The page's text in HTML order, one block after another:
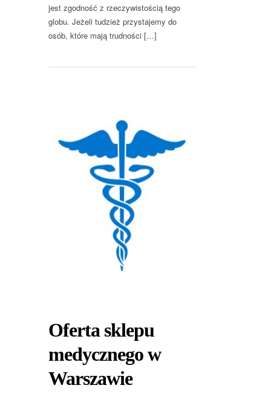
jest zgodność z rzeczywistością tego
globu. Jeżeli tudzież przystajemy do
osób, które mają trudności […]
Oferta sklepu
medycznego w
Warszawie